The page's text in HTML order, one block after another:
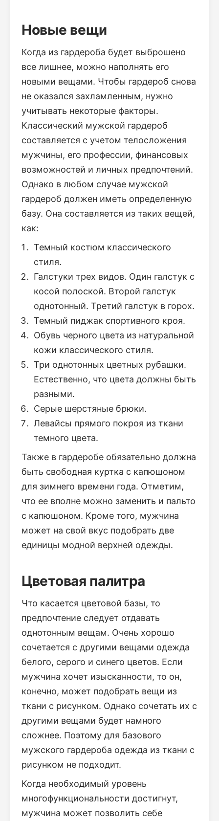
Новые вещи
Когда из гардероба будет выброшено
все лишнее, можно наполнять его
новыми вещами. Чтобы гардероб снова
не оказался захламленным, нужно
учитывать некоторые факторы.
Классический мужской гардероб
составляется с учетом телосложения
мужчины, его профессии, финансовых
возможностей и личных предпочтений.
Однако в любом случае мужской
гардероб должен иметь определенную
базу. Она составляется из таких вещей,
как:
Темный костюм классического
стиля.
Галстуки трех видов. Один галстук с
косой полоской. Второй галстук
однотонный. Третий галстук в горох.
Темный пиджак спортивного кроя.
Обувь черного цвета из натуральной
кожи классического стиля.
Три однотонных цветных рубашки.
Естественно, что цвета должны быть
разными.
Серые шерстяные брюки.
Левайсы прямого покроя из ткани
темного цвета.
Также в гардеробе обязательно должна
быть свободная куртка с капюшоном
для зимнего времени года. Отметим,
что ее вполне можно заменить и пальто
с капюшоном. Кроме того, мужчина
может на свой вкус подобрать две
единицы модной верхней одежды.
Цветовая палитра
Что касается цветовой базы, то
предпочтение следует отдавать
однотонным вещам. Очень хорошо
сочетается с другими вещами одежда
белого, серого и синего цветов. Если
мужчина хочет изысканности, то он,
конечно, может подобрать вещи из
ткани с рисунком. Однако сочетать их с
другими вещами будет намного
сложнее. Поэтому для базового
мужского гардероба одежда из ткани с
рисунком не подходит.
Когда необходимый уровень
многофункциональности достигнут,
мужчина может позволить себе